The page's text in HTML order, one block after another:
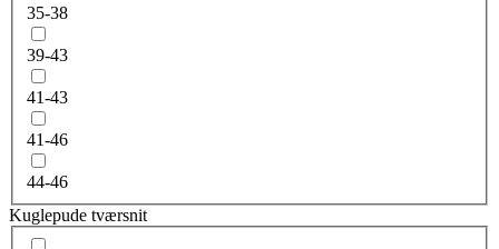
35-38
39-43
41-43
41-46
44-46
Kuglepude tværsnit